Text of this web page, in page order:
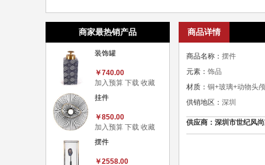
商家最热销产品
装饰罐
￥740.00
加入预算 下载 收藏
挂件
￥850.00
加入预算 下载 收藏
摆件
￥2558.00
商品详情
商品名称： 摆件
元素： 饰品
材质： 铜+玻璃+动物头
供销地区： 深圳
供应商：深圳市世纪风